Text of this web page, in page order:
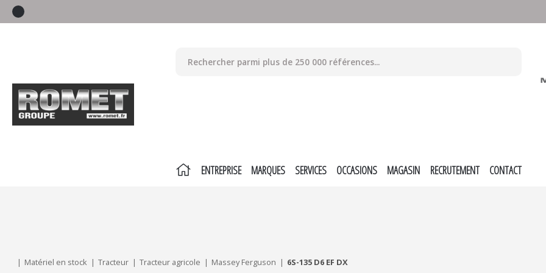
ENTREPRISE MARQUES SERVICES OCCASIONS MAGASIN RECRUTEMENT CONTACT
Matériel en stock Tracteur Tracteur agricole Massey Ferguson 6S-135 D6 EF DX